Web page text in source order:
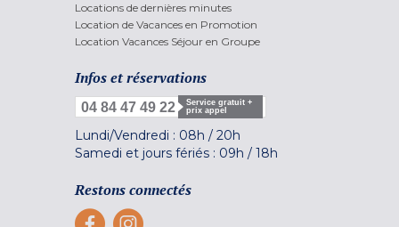
Locations de dernières minutes
Location de Vacances en Promotion
Location Vacances Séjour en Groupe
Infos et réservations
04 84 47 49 22
Service gratuit +
prix appel
Lundi/Vendredi : 08h / 20h
Samedi et jours fériés : 09h / 18h
Restons connectés